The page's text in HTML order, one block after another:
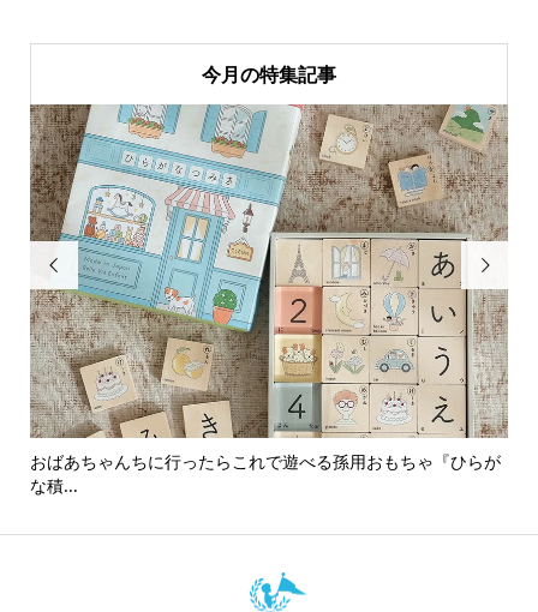
今月の特集記事

おばあちゃんちに行ったらこれで遊べる孫用おもちゃ『ひらが
な積...
